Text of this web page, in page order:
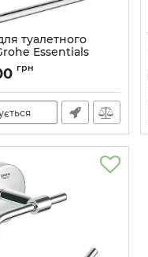
туалетного
Essentials
(40657001)
грн